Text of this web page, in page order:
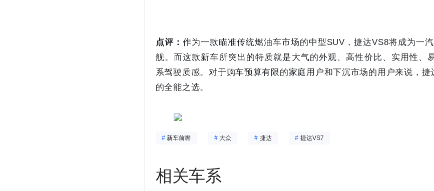
点评： 作为一款瞄准传统燃油车市场的中型SUV，捷达VS8将成为一
舰。而这款新车所突出的特质就是大气的外观、高性价比、实用性、
系驾驶质感。对于购车预算有限的家庭用户和下沉市场的用户来说，捷
的全能之选。
# 新车前瞻 # 大众 # 捷达 # 捷达VS7
相关车系